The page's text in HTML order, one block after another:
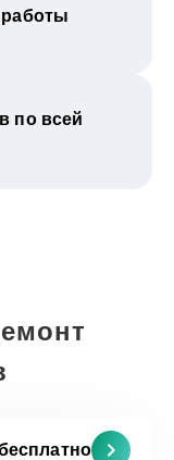
по всей